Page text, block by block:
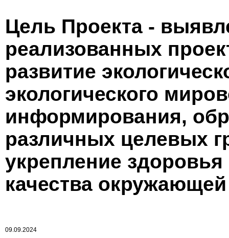
Цель Проекта -
реализованных
развитие
экологического
информирования,
различных целевых
укрепление
качества
09.09.2024